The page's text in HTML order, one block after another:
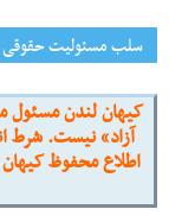
سلب مسئولیت حقوقی
کیهان لندن مسئول
آزاد» نیست. شرط
اطلاع محفوظ